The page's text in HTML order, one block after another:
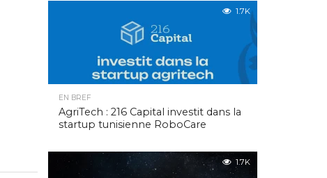
1.7K
EN BREF
AgriTech : 216 Capital investit dans la
startup tunisienne RoboCare
1.7K